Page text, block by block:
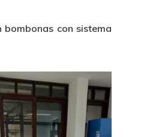
bombonas con sistema